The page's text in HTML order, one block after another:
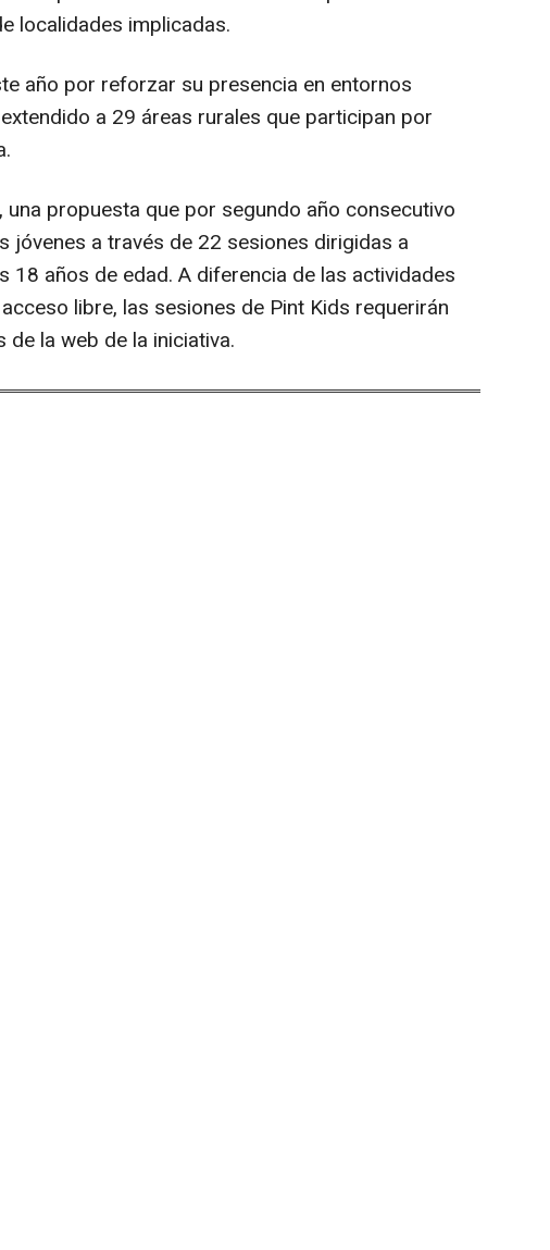
localidades implicadas.
año por reforzar su presencia en entornos
a 29 áreas rurales que participan por
una propuesta que por segundo año consecutivo
jóvenes a través de 22 sesiones dirigidas a
18 años de edad. A diferencia de las actividades
libre, las sesiones de Pint Kids requerirán
la web de la iniciativa.